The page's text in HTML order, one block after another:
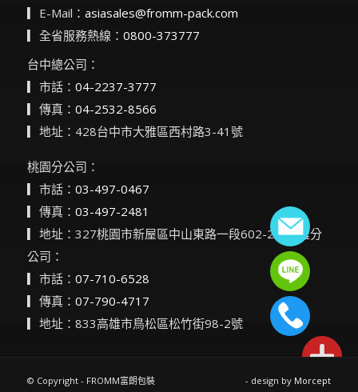
▎E-Mail： asiasales@fromm-pack.com
▎全省服務熱線： 0800-373777
台中總公司：
▎市話： 04-2237-3777
▎傳真： 04-2532-8566
▎地址：428台中市大雅區西村路3-41號
桃園分公司：
▎市話： 03-497-0467
▎傳真： 03-497-2481
▎地址：327桃園市新屋區中山東路一段602-2號高雄分
公司：
▎市話： 07-710-6528
▎傳真： 07-790-4717
▎地址：833高雄市鳥松區松竹街98-2號
© Copyright - FROMM富朗包裝 - design by Morcept